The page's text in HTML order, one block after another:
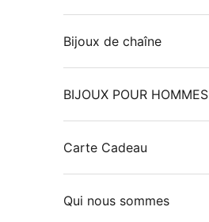
Bijoux de chaîne
BIJOUX POUR HOMMES
Carte Cadeau
Qui nous sommes